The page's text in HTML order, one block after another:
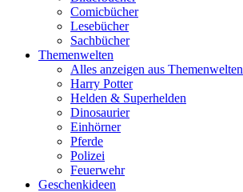
Comicbücher
Lesebücher
Sachbücher
Themenwelten
Alles anzeigen aus Themenwelten
Harry Potter
Helden & Superhelden
Dinosaurier
Einhörner
Pferde
Polizei
Feuerwehr
Geschenkideen